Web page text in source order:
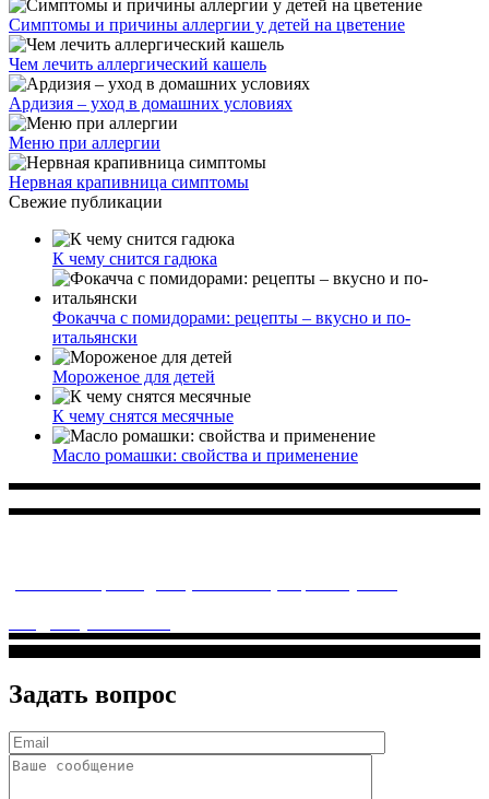
Симптомы и причины аллергии у детей на цветение
Чем лечить аллергический кашель
Ардизия – уход в домашних условиях
Меню при аллергии
Нервная крапивница симптомы
Свежие публикации
К чему снится гадюка
Фокачча с помидорами: рецепты – вкусно и по-
итальянски
Мороженое для детей
К чему снятся месячные
Масло ромашки: свойства и применение
Задать вопрос